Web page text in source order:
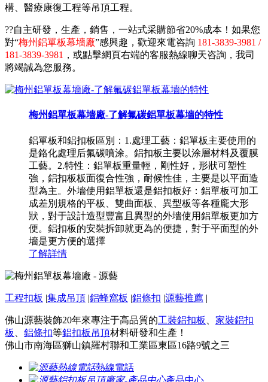
構、醫療康復工程等吊頂工程。
??自主研發，生產，銷售，一站式采購節省20%成本！如果您
對“梅州鋁單板幕墻廠”感興趣，歡迎來電咨詢 181-3839-3981 /
181-3839-3981 ，或點擊網頁右端的客服熱線聊天咨詢，我司
將竭誠為您服務。
梅州鋁單板幕墻廠-了解氟碳鋁單板幕墻的特性
鋁單板和鋁扣板區別：1.處理工藝：鋁單板主要使用的
是鉻化處理后氟碳噴涂。鋁扣板主要以涂層材料及覆膜
工藝。2.特性：鋁單板重量輕，剛性好，形狀可塑性
強，鋁扣板板面復合性強，耐候性佳，主要是以平面造
型為主。外墻使用鋁單板還是鋁扣板好：鋁單板可加工
成差別規格的平板、雙曲面板、異型板等各種龐大形
狀，對于設計造型豐富且異型的外墻使用鋁單板更加方
便。鋁扣板的安裝拆卸就更為的便捷，對于平面型的外
墻是更方便的選擇
了解詳情
工程扣板 |集成吊頂 |鋁蜂窩板 |鋁條扣 |源藝推薦 |
佛山源藝裝飾20年來專注于高品質的工裝鋁扣板
家裝鋁扣
板
鋁條扣等鋁扣板吊頂材料研發和生產！
佛山市南海區獅山鎮羅村聯和工業區東區16路9號之三
熱線電話
產品中心